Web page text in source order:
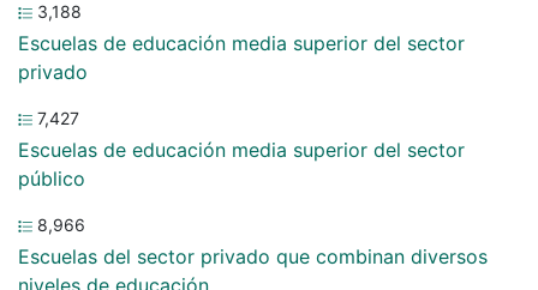
3,188
Escuelas de educación media superior del sector
privado
7,427
Escuelas de educación media superior del sector
público
8,966
Escuelas del sector privado que combinan diversos
niveles de educación